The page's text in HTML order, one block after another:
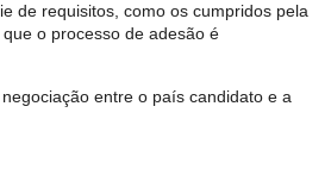
de requisitos, como os cumpridos pela
o processo de adesão é
entre o país candidato e a